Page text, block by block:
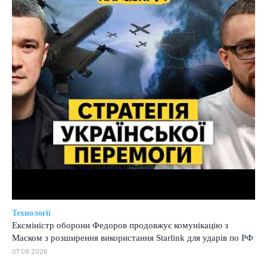
Технології
Ексміністр оборони Федоров продовжує комунікацію з
Маском з розширення використання Starlink для ударів по РФ
07.08.2026